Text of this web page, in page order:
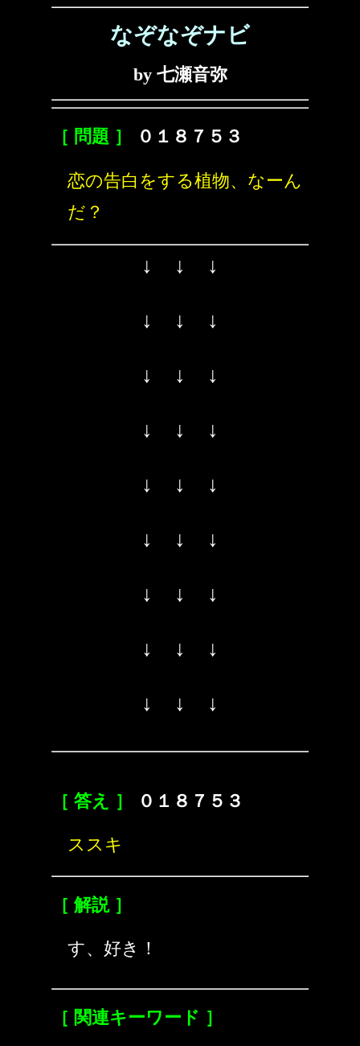
なぞなぞナビ
by 七瀬音弥
［ 問題 ］ ０１８７５３
恋の告白をする植物、なーん
だ？
↓ ↓ ↓
↓ ↓ ↓
↓ ↓ ↓
↓ ↓ ↓
↓ ↓ ↓
↓ ↓ ↓
↓ ↓ ↓
↓ ↓ ↓
↓ ↓ ↓
［ 答え ］ ０１８７５３
ススキ
［ 解説 ］
す、好き！
［ 関連キーワード ］